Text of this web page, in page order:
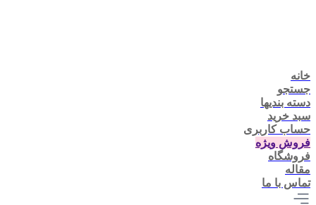
خانه
جستجو
دسته بندیها
سبد خرید
حساب کاربری
فروش ویژه
فروشگاه
مقاله
تماس با ما